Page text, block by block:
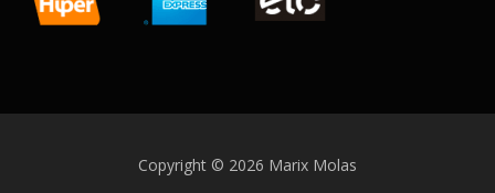
Copyright © 2026 Marix Molas